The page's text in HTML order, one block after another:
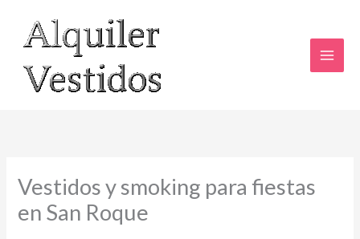
contenido
Vestidos y smoking para fiestas
en San Roque